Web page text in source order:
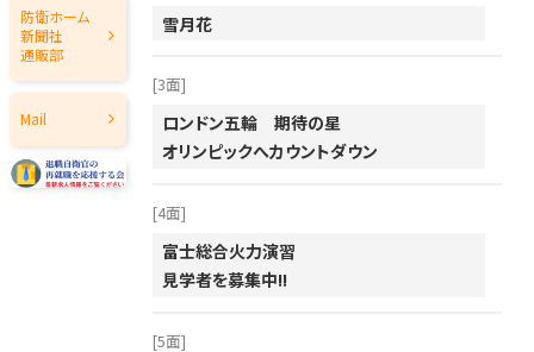
3月15日
3月1日
2月1日
2020年
2019年
2018年
2016年
防衛ホーム
新聞社
通販部
Mail
雪月花
[3面]
ロンドン五輪 期待の星
オリンピックへカウントダウン
[4面]
富士総合火力演習
見学者を募集中!!
[5面]